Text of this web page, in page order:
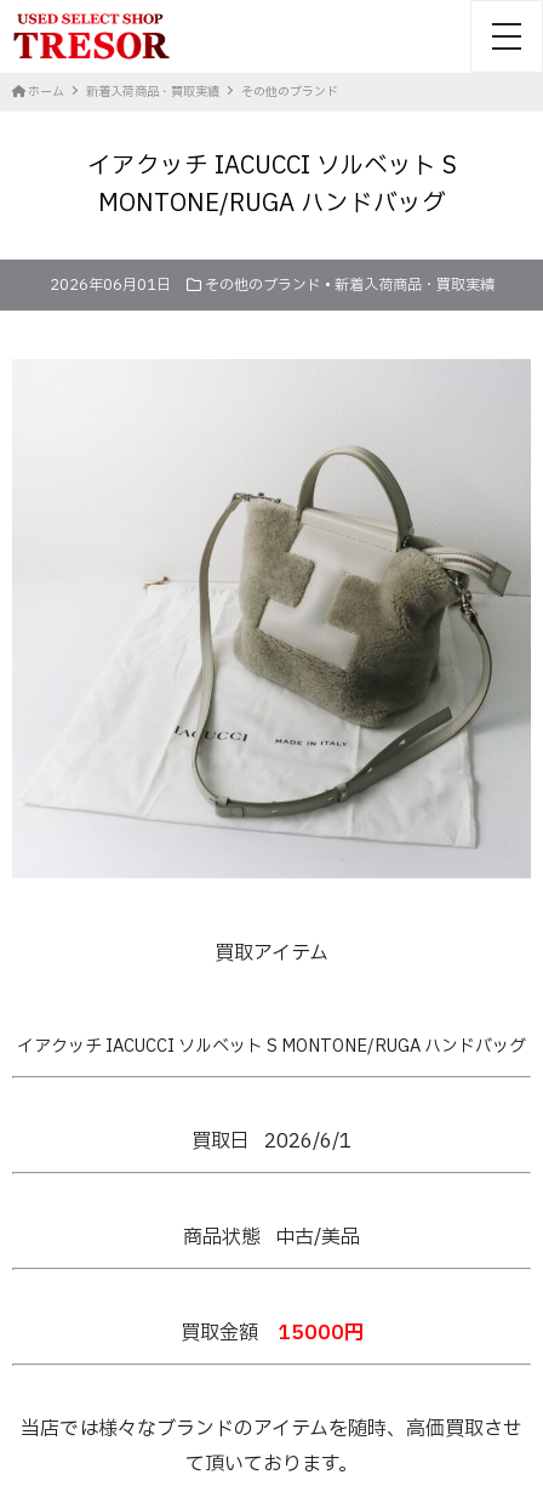
ホーム 新着入荷商品・買取実績 その他のブランド
イアクッチ IACUCCI ソルベット S
MONTONE/RUGA ハンドバッグ
2026年06月01日 その他のブランド • 新着入荷商品・買取実績
買取アイテム
イアクッチ IACUCCI ソルベット S MONTONE/RUGA ハンドバッグ
買取日 2026/6/1
商品状態 中古/美品
買取金額 15000円
当店では様々なブランドのアイテムを随時、高価買取させ
て頂いております。